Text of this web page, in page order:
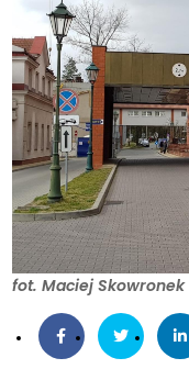
fot. Maciej Skowronek